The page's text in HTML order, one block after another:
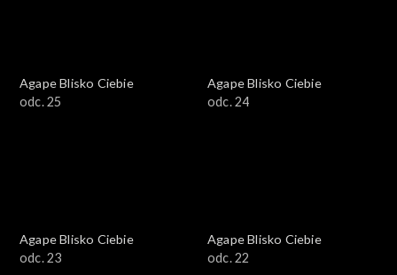
Agape Blisko Ciebie
odc. 25
Agape Blisko Ciebie
odc. 24
Agape Blisko Ciebie
odc. 23
Agape Blisko Ciebie
odc. 22